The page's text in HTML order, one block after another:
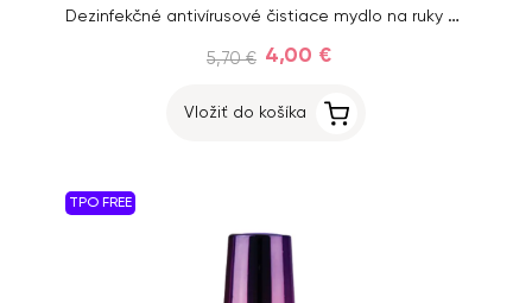
Dezinfekčné antivírusové čistiace mydlo na ruky - Inginails, 500ml
5,70 € 4,00 €
Vložiť do košíka
TPO FREE